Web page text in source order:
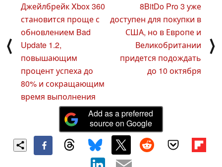
⟨
Джейлбрейк Xbox 360
становится проще с
обновлением Bad
Update 1.2,
повышающим
процент успеха до
80% и сокращающим
время выполнения
8BitDo Pro 3 уже
доступен для покупки в
США, но в Европе и
Великобритании
придется подождать
до 10 октября
⟩
Add as a preferred
source on Google